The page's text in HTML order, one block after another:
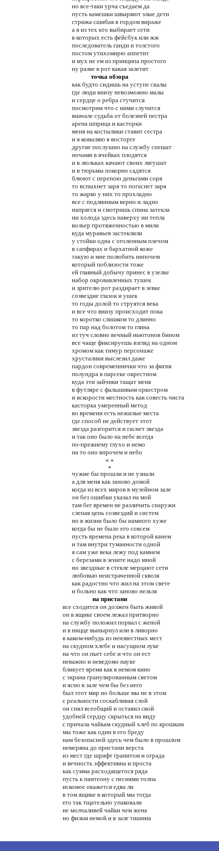
но все-таки урча съедаем да
пусть камешки швыряют злые дети
стрижа сшибая в гордом вираже
а я из тех кто выбирает сети
в которых есть фейсбук или жж
последователь ганди и толстого
постом утихомирю аппетит
и мух не ем из принципа простого
ну разве в рот какая залетит
точка обзора
как будто сидишь на уступе скалы
где люди внизу невозможно малы
и сердце о ребра стучится
посмотрим что с ними случится
вначале судьба от болезней пестра
арена шприца и касторки
меня на костылики ставит сестра
и я ковыляю в восторге
другие послушно на службу спешат
ночами в ячейках плодятся
и в люльках качают своих лягушат
и в тюрьмы покорно садятся
блюют с перепою деньгами соря
то вспыхнет заря то погаснет заря
то жарко у них то прохладно
все с подлинным верно и ладно
напрягся и смотришь спина затекла
ни холода здесь наверху ни тепла
вольер протяженностью в мили
куда муравьев застеклили
у стойки одна с оголенным плечом
в сапфирах и бархатной коже
такую и мне полюбить нипочем
который поблизости тоже
ей главный добычу принес в узелке
набор окровавленных тушек
и зрителю рот раздирает в зевке
созвездие глазок и ушек
то годы долой то струятся века
и все что внизу происходит пока
то коротко слишком то длинно
то пар над болотом то глина
из туч словно вечный ньютонов бином
все чаще фиксируешь взгляд на одном
хромом как тимур персонаже
хрусталики выслезил даже
пардон современнички что за фигня
полундра в парсеке окрестном
куда эти зайчики тащат меня
в футляре с фальшивым оркестром
и вскорости местность как совесть чиста
касторка умеренный метод
во времени есть нежилые места
где способ не действует этот
звезда разгорится и гаснет звезда
и так оно было на небе всегда
по-прежнему глухо и немо
на то оно впрочем и небо
* *
*
чужие бы прошли и не узнали
а для меня как заново домой
когда из всех миров в музейном зале
он без ошибки указал на мой
там бег времен не различить снаружи
слепая цепь созвездий и систем
но в жизни было бы намного хуже
когда бы не было его совсем
пусть времена река в которой канем
и там внутри туманности одной
я сам уже века лежу под камнем
с березами в зените надо мной
но звездные в стекле мерцают сети
любовью неистраченной сквозя
как радостно что жил на этом свете
и больно как что заново нельзя
на пристани
все сходится он должен быть живой
он в ящике своем лежал притворно
на службу положил порвал с женой
и в ницце вынырнул или в ливорно
в каком-нибудь из неизвестных мест
на скудном хлебе и насущном луке
на что он пьет себе и что он ест
неважно и неведомо науке
бликует время как в немом кино
с экрана гранулированным светом
и ясно в зале чем бы без него
был этот мир но больше мы не в этом
с реальности соскабливая слой
он снял всеобщий и оставил свой
удобней сердцу скрыться на виду
с причала чайкам скудный хлеб по крошкам
мы тоже как один в его бреду
нам безопасней здесь чем было в прошлом
немеряна до пристани верста
из мест где шрифт гранитом и ограда
и вечность эффективна и проста
как сумма расходящегося ряда
пусть к пантеону с песнями толпа
искомое окажется едва ли
в том ящике в который мы тогда
его так тщательно упаковали
не молчаливей чайки чем жена
но фильм немой и в зале тишина